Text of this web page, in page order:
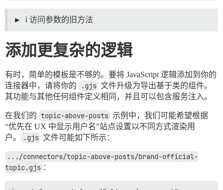
ℹ️ 访问参数的旧方法
添加更复杂的逻辑
有时，简单的模板是不够的。要将 JavaScript 逻辑添加到你的
连接器中，请将你的
.gjs 文件升级为导出基于类的组件。
其功能与其他任何组件定义相同，并且可以包含服务注入。
在我们的 topic-above-posts 示例中，我们可能希望根据
“优先在 UX 中显示用户名”站点设置以不同方式渲染用
户。
.gjs 文件可能如下所示：
.../connectors/topic-above-posts/brand-official-
topic.gjs ：